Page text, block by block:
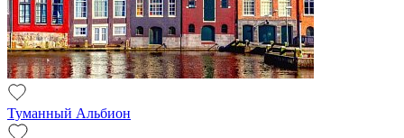
Туманный Альбион